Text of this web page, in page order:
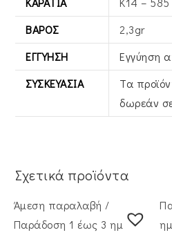
ΒΆΡΟΣ
2,3gr
ΕΓΓΎΗΣΗ
Εγγύηση
ΣΥΣΚΕΥΑΣΊΑ
Τα
δωρεάν
Σχετικά προϊόντα
Άμεση παραλαβή /
Παράδoση 1 έως 3 ημέρες